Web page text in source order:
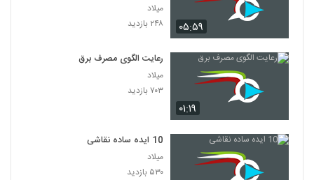
۰۵:۵۹
میلاد
۲۴۸ بازدید
۰۱:۱۹
رعایت الگوی مصرف برق
میلاد
۷۰۳ بازدید
10 ایده ساده نقاشی
میلاد
۵۳۰ بازدید